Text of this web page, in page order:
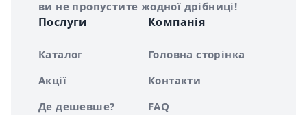
ви не пропустите жодної дрібниці!
Послуги
Каталог
Акції
Де дешевше?
Компанія
Головна сторінка
Контакти
FAQ